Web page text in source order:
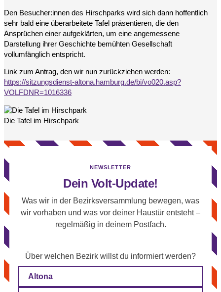
Den Besucher:innen des Hirschparks wird sich dann hoffentlich
sehr bald eine überarbeitete Tafel präsentieren, die den
Ansprüchen einer aufgeklärten, um eine angemessene
Darstellung ihrer Geschichte bemühten Gesellschaft
vollumfänglich entspricht.
Link zum Antrag, den wir nun zurückziehen werden:
https://sitzungsdienst-altona.hamburg.de/bi/vo020.asp?
VOLFDNR=1016336
Die Tafel im Hirschpark
NEWSLETTER
Dein Volt-Update!
Was wir in der Bezirksversammlung bewegen, was
wir vorhaben und was vor deiner Haustür entsteht –
regelmäßig in deinem Postfach.
Über welchen Bezirk willst du informiert werden?
Altona